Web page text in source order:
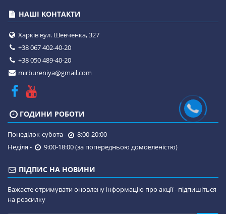
НАШІ КОНТАКТИ
Харків вул. Шевченка, 327
+38 067 402-40-20
+38 050 489-40-20
mirbureniya@gmail.com
ГОДИНИ РОБОТИ
Понеділок-субота -
8:00-20:00
Неділя -
9:00-18:00 (за попередньою домовленістю)
ПІДПИС НА НОВИНИ
Бажаєте отримувати оновлену інформацію про акції - підпишіться
на розсилку